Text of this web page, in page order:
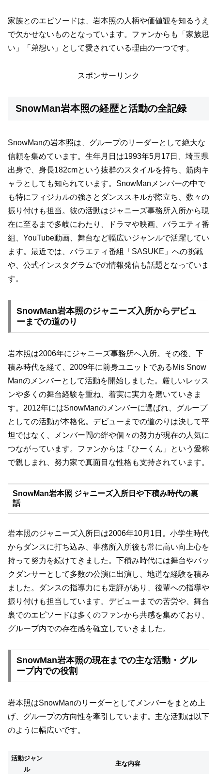
家族とのエピソードは、岩本照の人柄や価値観を知るうえ
で欠かせないものとなっています。ファンからも「家族思
い」「弟想い」として愛されている理由の一つです。
スポンサーリンク
SnowMan岩本照の経歴と活動の全記録
SnowManの岩本照は、グループのリーダーとして絶大な
信頼を集めています。生年月日は1993年5月17日、埼玉県
出身で、身長182cmという抜群のスタイルを持ち、筋肉キ
ャラとしても知られています。SnowManメンバーの中で
も特にフィジカルの強さとダンススキルが際立ち、数々の
振り付けも担当。彼の活動はジャニーズ事務所入所から現
在に至るまで多岐にわたり、ドラマや映画、バラエティ番
組、YouTube動画、舞台など幅広いジャンルで活躍してい
ます。最近では、バラエティ番組「SASUKE」への挑戦
や、公式インスタグラムでの情報発信も話題となっていま
す。
SnowMan岩本照のジャニーズ入所からデビュ
ーまでの道のり
岩本照は2006年にジャニーズ事務所へ入所。その後、下
積み時代を経て、2009年に前身ユニットであるMis Snow
Manのメンバーとして活動を開始しました。厳しいレッス
ンや多くの舞台経験を重ね、着実に実力を磨いていきま
す。2012年にはSnowManのメンバーに選ばれ、グループ
としての活動が本格化。デビューまでの道のりは決して平
坦ではなく、メンバー間の絆や個々の努力が現在の人気に
つながっています。ファンからは「ひーくん」という愛称
で親しまれ、努力家で真面目な性格も支持されています。
SnowMan岩本照 ジャニーズ入所日や下積み時代の裏
話
岩本照のジャニーズ入所日は2006年10月1日。小学生時代
からダンスに打ち込み、事務所入所後も常に高い向上心を
持って努力を続けてきました。下積み時代には舞台やバッ
クダンサーとして多数の公演に出演し、地道な経験を積み
ました。ダンスの指導力にも定評があり、後輩への指導や
振り付けも担当しています。デビューまでの苦労や、舞台
裏でのエピソードは多くのファンから共感を集めており、
グループ内での存在感を確立していきました。
SnowMan岩本照の現在までの主な活動・グル
ープ内での役割
岩本照はSnowManのリーダーとしてメンバーをまとめ上
げ、グループの方向性を牽引しています。主な活動は以下
のように幅広いです。
活動ジャン
ル
主な内容